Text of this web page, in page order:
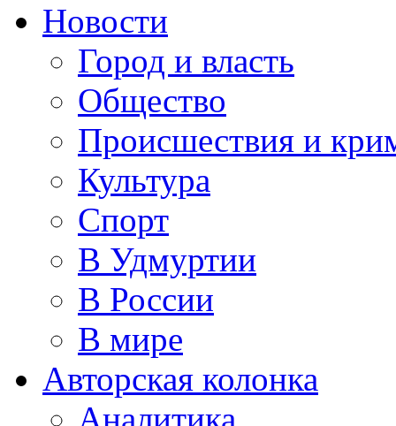
Новости
Город и власть
Общество
Происшествия и
Культура
Спорт
В Удмуртии
В России
В мире
Авторская колонка
Аналитика